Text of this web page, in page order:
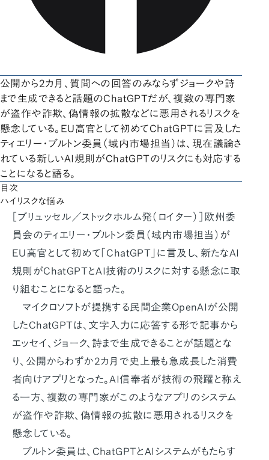
公開から2カ月、質問への回答のみならずジョークや詩
まで生成できると話題のChatGPTだが、複数の専門家
が盗作や詐欺、偽情報の拡散などに悪用されるリスクを
懸念している。EU高官として初めてChatGPTに言及した
ティエリー・ブルトン委員（域内市場担当）は、現在議論さ
れている新しいAI規則がChatGPTのリスクにも対応する
ことになると語る。
目次
ハイリスクな悩み
［ブリュッセル／ストックホルム発（ロイター）］欧州委
員会のティエリー・ブルトン委員（域内市場担当）が
EU高官として初めて「ChatGPT」に言及し、新たなAI
規則がChatGPTとAI技術のリスクに対する懸念に取
り組むことになると語った。
マイクロソフトが提携する民間企業OpenAIが公開
したChatGPTは、文字入力に応答する形で記事から
エッセイ、ジョーク、詩まで生成できることが話題とな
り、公開からわずか2カ月で史上最も急成長した消費
者向けアプリとなった。AI信奉者が技術の飛躍と称え
る一方、複数の専門家がこのようなアプリのシステム
が盗作や詐欺、偽情報の拡散に悪用されるリスクを
懸念している。
ブルトン委員は、ChatGPTとAIシステムがもたらす